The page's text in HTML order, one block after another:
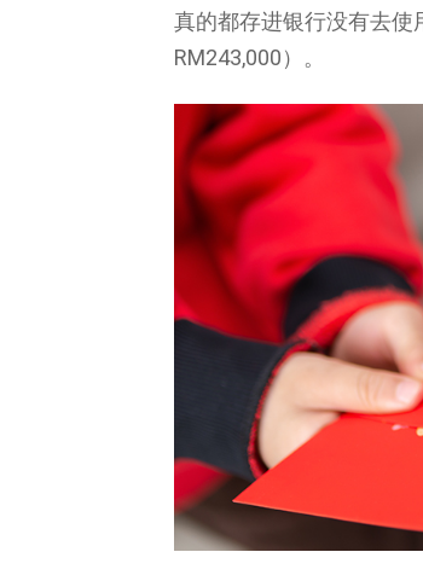
真的都存进银行没有去使
RM243,000）。